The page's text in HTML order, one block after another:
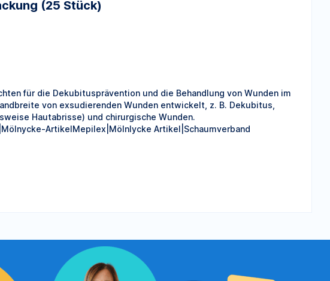
MEHR ENTDECKEN
(25 Stück)
für die Dekubitusprävention und die Behandlung von Wunden im
von exsudierenden Wunden entwickelt, z. B. Dekubitus,
Hautabrisse) und chirurgische Wunden.
ArtikelMepilex|Mölnlycke Artikel|Schaumverband